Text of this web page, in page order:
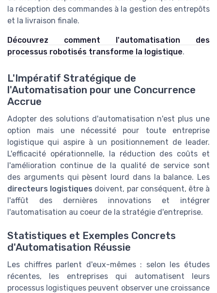
la réception des commandes à la gestion des entrepôts
et la livraison finale.
Découvrez comment l'automatisation des
processus robotisés transforme la logistique.
L'Impératif Stratégique de
l'Automatisation pour une Concurrence
Accrue
Adopter des solutions d'automatisation n'est plus une
option mais une nécessité pour toute entreprise
logistique qui aspire à un positionnement de leader.
L'efficacité opérationnelle, la réduction des coûts et
l'amélioration continue de la qualité de service sont
des arguments qui pèsent lourd dans la balance. Les
directeurs logistiques doivent, par conséquent, être à
l'affût des dernières innovations et intégrer
l'automatisation au coeur de la stratégie d'entreprise.
Statistiques et Exemples Concrets
d'Automatisation Réussie
Les chiffres parlent d'eux-mêmes : selon les études
récentes, les entreprises qui automatisent leurs
processus logistiques peuvent observer une croissance